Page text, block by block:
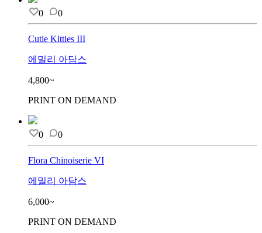
0 0
Cutie Kitties III
에밀리 아담스
4,800~
PRINT ON DEMAND
0 0
Flora Chinoiserie VI
에밀리 아담스
6,000~
PRINT ON DEMAND